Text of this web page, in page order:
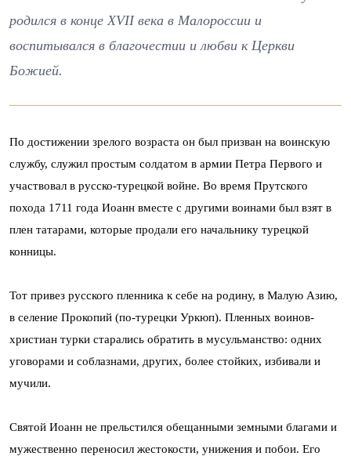
родился в конце ХVII века в Малороссии и
воспитывался в благочестии и любви к Церкви
Божией.
По достижении зрелого возраста он был призван на воинскую
службу, служил простым солдатом в армии Петра Первого и
участвовал в русско-турецкой войне. Во время Прутского
похода 1711 года Иоанн вместе с другими воинами был взят в
плен татарами, которые продали его начальнику турецкой
конницы.
Тот привез русского пленника к себе на родину, в Малую Азию,
в селение Прокопий (по-турецки Уркюп). Пленных воинов-
христиан турки старались обратить в мусульманство: одних
уговорами и соблазнами, других, более стойких, избивали и
мучили.
Святой Иоанн не прельстился обещанными земными благами и
мужественно переносил жестокости, унижения и побои. Его